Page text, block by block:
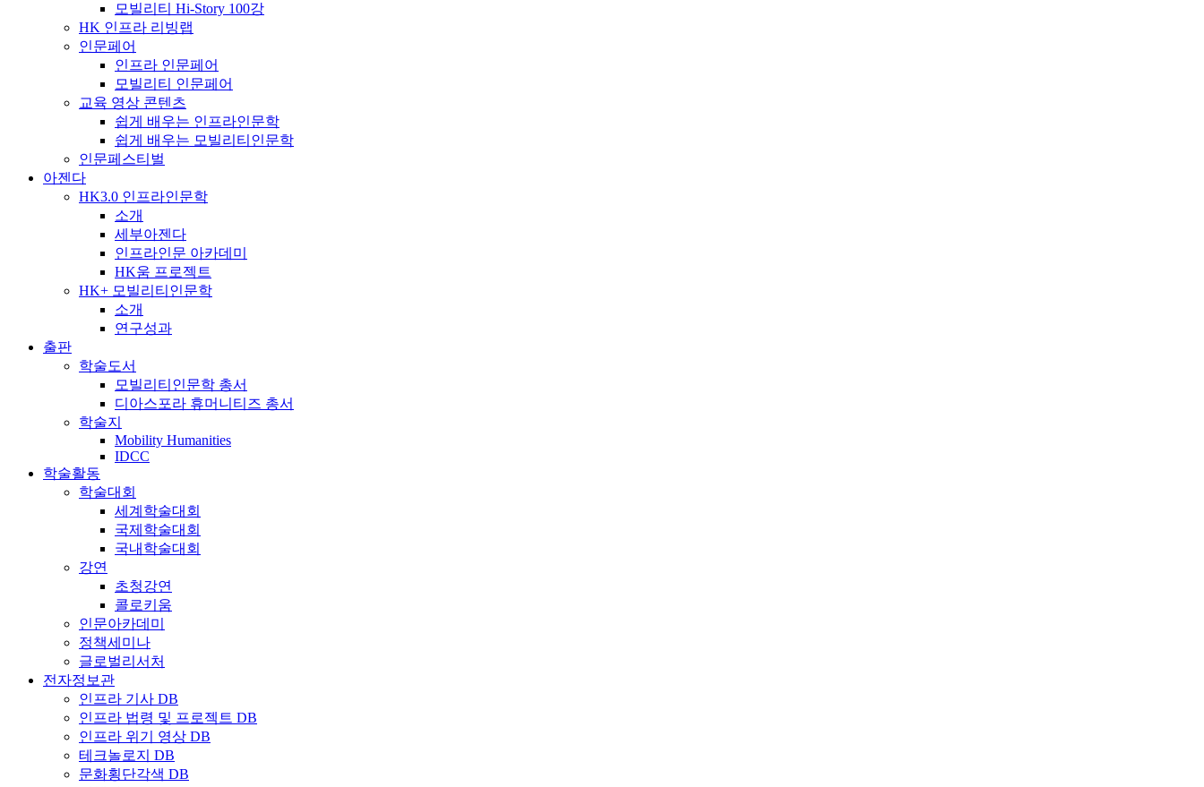
모빌리티 Hi-Story 100강
HK 인프라 리빙랩
인문페어
인프라 인문페어
모빌리티 인문페어
교육 영상 콘텐츠
쉽게 배우는 인프라인문학
쉽게 배우는 모빌리티인문학
인문페스티벌
아젠다
HK3.0 인프라인문학
소개
세부아젠다
인프라인문 아카데미
HK움 프로젝트
HK+ 모빌리티인문학
소개
연구성과
출판
학술도서
모빌리티인문학 총서
디아스포라 휴머니티즈 총서
학술지
Mobility Humanities
IDCC
학술활동
학술대회
세계학술대회
국제학술대회
국내학술대회
강연
초청강연
콜로키움
인문아카데미
정책세미나
글로벌리서처
전자정보관
인프라 기사 DB
인프라 법령 및 프로젝트 DB
인프라 위기 영상 DB
테크놀로지 DB
문화횡단각색 DB